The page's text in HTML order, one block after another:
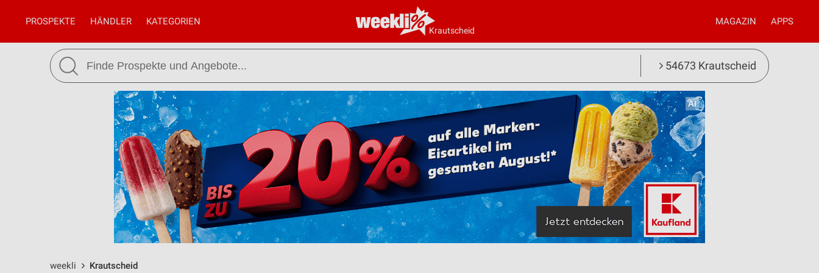
Krautscheid
PROSPEKTE HÄNDLER KATEGORIEN MAGAZIN APPS
54673 Krautscheid
weekli Krautscheid